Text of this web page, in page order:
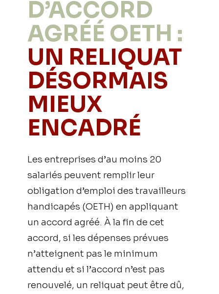
D’ACCORD
AGRÉÉ OETH :
UN RELIQUAT
DÉSORMAIS
MIEUX
ENCADRÉ
Les entreprises d’au moins 20
salariés peuvent remplir leur
obligation d’emploi des travailleurs
handicapés (OETH) en appliquant
un accord agréé. À la fin de cet
accord, si les dépenses prévues
n’atteignent pas le minimum
attendu et si l’accord n’est pas
renouvelé, un reliquat peut être dû,